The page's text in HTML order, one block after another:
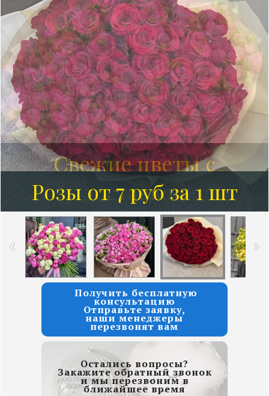
Розы от 7 руб за 1 шт
Получить бесплатную
консультацию
Отправьте заявку,
наши менеджеры
перезвонят вам
Остались вопросы?
Закажите обратный звонок
и мы перезвоним в
ближайшее время